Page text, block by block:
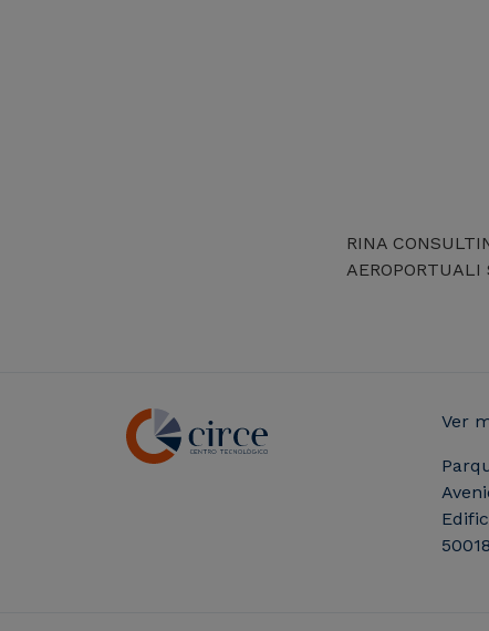
RINA
AEROPORTUALI
Ver